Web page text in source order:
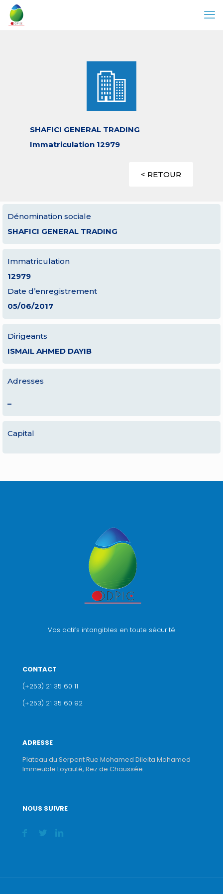
SHAFICI GENERAL TRADING
Immatriculation 12979
< RETOUR
Dénomination sociale
SHAFICI GENERAL TRADING
Immatriculation
12979
Date d’enregistrement
05/06/2017
Dirigeants
ISMAIL AHMED DAYIB
Adresses
–
Capital
Vos actifs intangibles en toute sécurité
CONTACT
(+253) 21 35 60 11
(+253) 21 35 60 92
ADRESSE
Plateau du Serpent Rue Mohamed Dileita Mohamed
Immeuble Loyauté, Rez de Chaussée.
NOUS SUIVRE